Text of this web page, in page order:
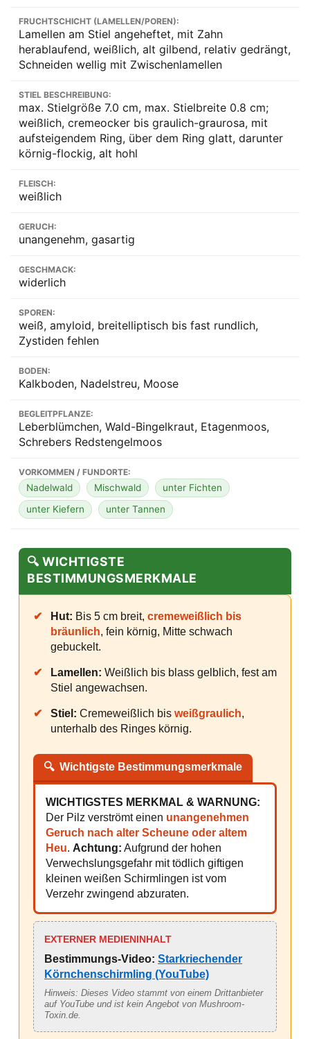
FRUCHTSCHICHT (LAMELLEN/POREN):
Lamellen am Stiel angeheftet, mit Zahn
herablaufend, weißlich, alt gilbend, relativ gedrängt,
Schneiden wellig mit Zwischenlamellen
STIEL BESCHREIBUNG:
max. Stielgröße 7.0 cm, max. Stielbreite 0.8 cm;
weißlich, cremeocker bis graulich-graurosa, mit
aufsteigendem Ring, über dem Ring glatt, darunter
körnig-flockig, alt hohl
FLEISCH:
weißlich
GERUCH:
unangenehm, gasartig
GESCHMACK:
widerlich
SPOREN:
weiß, amyloid, breitelliptisch bis fast rundlich,
Zystiden fehlen
BODEN:
Kalkboden, Nadelstreu, Moose
BEGLEITPFLANZE:
Leberblümchen, Wald-Bingelkraut, Etagenmoos,
Schrebers Redstengelmoos
VORKOMMEN / FUNDORTE:
Nadelwald Mischwald
unter Fichten
unter Kiefern
unter Tannen
🔍 WICHTIGSTE
BESTIMMUNGSMERKMALE
✔ Hut: Bis 5 cm breit, cremeweißlich bis
bräunlich, fein körnig, Mitte schwach
gebuckelt.
✔ Lamellen: Weißlich bis blass gelblich, fest am
Stiel angewachsen.
✔ Stiel: Cremeweißlich bis weißgraulich,
unterhalb des Ringes körnig.
🔍 Wichtigste Bestimmungsmerkmale
WICHTIGSTES MERKMAL & WARNUNG:
Der Pilz verströmt einen unangenehmen
Geruch nach alter Scheune oder altem
Heu. Achtung: Aufgrund der hohen
Verwechslungsgefahr mit tödlich giftigen
kleinen weißen Schirmlingen ist vom
Verzehr zwingend abzuraten.
EXTERNER MEDIENINHALT
Bestimmungs-Video: Starkriechender
Körnchenschirmling (YouTube)
Hinweis: Dieses Video stammt von einem Drittanbieter
auf YouTube und ist kein Angebot von Mushroom-
Toxin.de.